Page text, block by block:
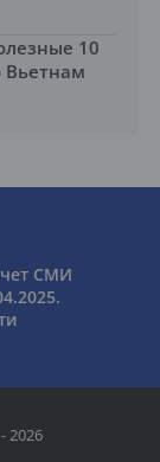
10
Вьетнам
СМИ
2026